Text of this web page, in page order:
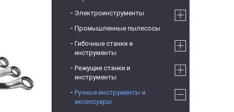
Электроинструменты
Промышленные пылесосы
Гибочные станки и
инструменты
Режущие станки и
инструменты
Ручные инструменты и
аксессуары